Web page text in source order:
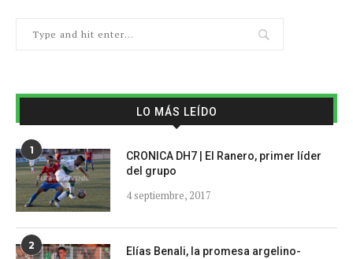
LO MÁS LEÍDO
1
CRONICA DH7 | El Ranero, primer líder
del grupo
4 septiembre, 2017
2
Elías Benali, la promesa argelino-